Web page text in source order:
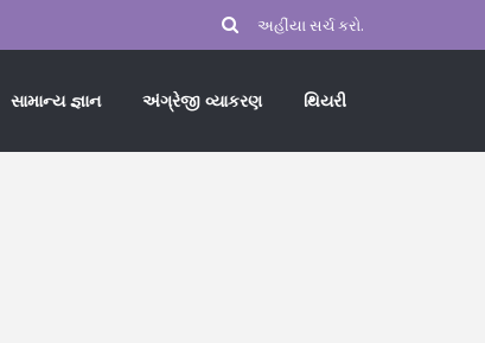
સામાન્ય જ્ઞાન અંગ્રેજી વ્યાકરણ થિયરી